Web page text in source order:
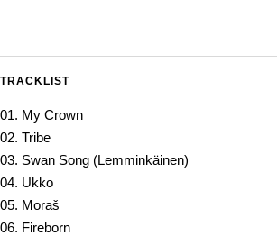
TRACKLIST
01. My Crown
02. Tribe
03. Swan Song (Lemminkäinen)
04. Ukko
05. Moraš
06. Fireborn